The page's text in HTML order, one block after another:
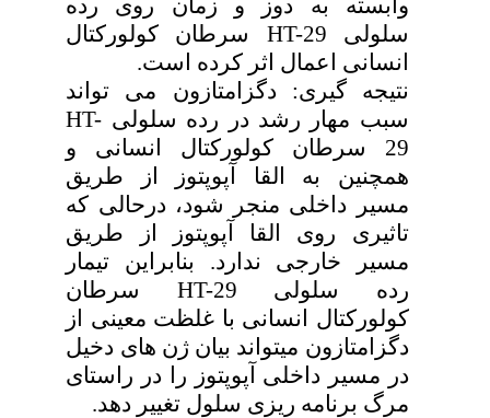
سلولی HT-29 سرطان کولورکتال
انسانی اعمال اثر کرده است.
نتیجه گیری: دگزامتازون می تواند
سبب مهار رشد در رده سلولی HT-
29 سرطان کولورکتال انسانی و
همچنین به القا آپوپتوز از طریق
مسیر داخلی منجر شود، درحالی که
تاثیری روی القا آپوپتوز از طریق
مسیر خارجی ندارد. بنابراین تیمار
رده سلولی HT-29 سرطان
کولورکتال انسانی با غلظت معینی از
دگزامتازون میتواند بیان ژن های دخیل
در مسیر داخلی آپوپتوز را در راستای
مرگ برنامه ریزی سلول تغییر دهد.